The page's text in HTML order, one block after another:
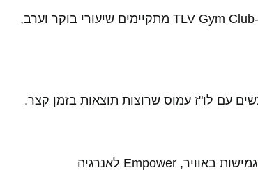
שיעורי פילאטיס תורמים לחיזוק היציבה ולחיטוב הגוף, בעוד שיוגה מרגיעה את הנפש תוך הגמשת הגוף. ב-TLV Gym Club מתקיימים שיעורי בוקר וערב,
הוא האפשרות לגוון: שיעורי ערסלים שמחברים בין כוח וגמישות באוויר, Empower לאנרגיה